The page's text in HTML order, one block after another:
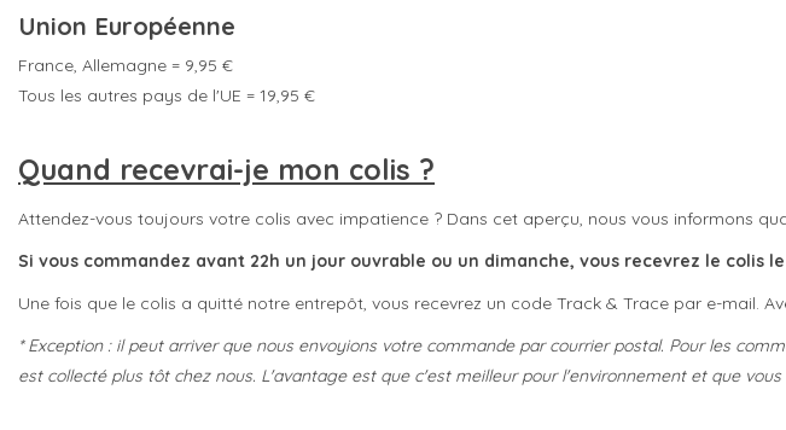
Union Européenne
France, Allemagne = 9,95 €
Tous les autres pays de l'UE = 19,95 €
Quand recevrai-je mon colis ?
Attendez-vous toujours votre colis avec impatience ? Dans cet aperçu, nous vous informons
Si vous commandez avant 22h un jour ouvrable ou un dimanche, vous recevrez le colis
Une fois que le colis a quitté notre entrepôt, vous recevrez un code Track & Trace par e-mail.
* Exception : il peut arriver que nous envoyions votre commande par courrier postal. Pour les
est collecté plus tôt chez nous. L'avantage est que c'est meilleur pour l'environnement et que